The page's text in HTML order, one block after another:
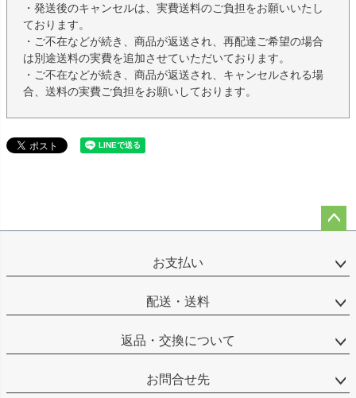
・発送後のキャンセルは、実費送料のご負担をお願いいたし
ております。
・ご不在などが続き、商品が返送され、再配達ご希望の場合
は別途送料の実費を追加させていただいております。
・ご不在などが続き、商品が返送され、キャンセルされる場
合、送料の実費ご負担をお願いしております。
ップ
お支払い
配送・送料
返品・交換について
お問合せ先